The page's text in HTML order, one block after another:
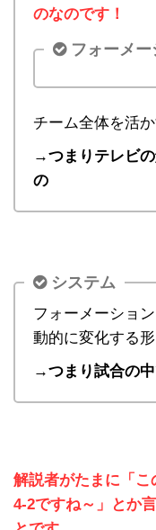
のなのです！
フォーメー
チーム全体を活
→つまりテレビ
の
システム
フォーメーショ
動的に変化する形
→つまり試合の
解説者がたまに「こ
4-2ですね～」とか